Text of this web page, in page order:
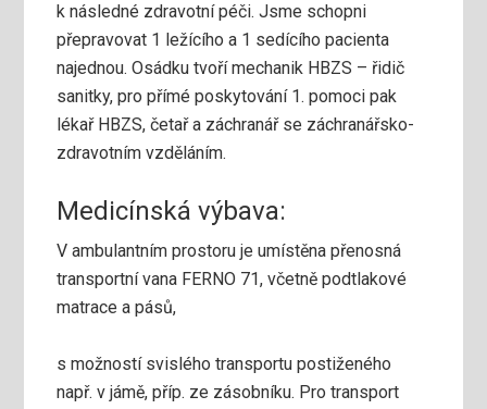
k následné zdravotní péči. Jsme schopni
přepravovat 1 ležícího a 1 sedícího pacienta
najednou. Osádku tvoří mechanik HBZS – řidič
sanitky, pro přímé poskytování 1. pomoci pak
lékař HBZS, četař a záchranář se záchranářsko-
zdravotním vzděláním.
Medicínská výbava:
V ambulantním prostoru je umístěna přenosná
transportní vana FERNO 71, včetně podtlakové
matrace a pásů,
s možností svislého transportu postiženého
např. v jámě, příp. ze zásobníku. Pro transport